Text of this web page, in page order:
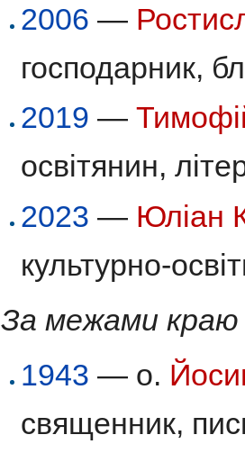
2006 —
господарник,
2019 —
освітянин,
2023 — Юліан
культурно-
За межами краю
1943 — о.
священник,